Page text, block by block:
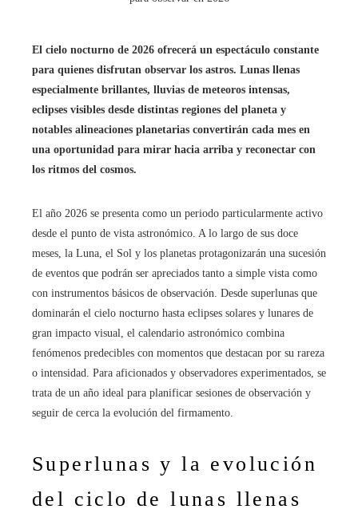
El cielo nocturno de 2026 ofrecerá un espectáculo constante
para quienes disfrutan observar los astros. Lunas llenas
especialmente brillantes, lluvias de meteoros intensas,
eclipses visibles desde distintas regiones del planeta y
notables alineaciones planetarias convertirán cada mes en
una oportunidad para mirar hacia arriba y reconectar con
los ritmos del cosmos.
El año 2026 se presenta como un periodo particularmente activo
desde el punto de vista astronómico. A lo largo de sus doce
meses, la Luna, el Sol y los planetas protagonizarán una sucesión
de eventos que podrán ser apreciados tanto a simple vista como
con instrumentos básicos de observación. Desde superlunas que
dominarán el cielo nocturno hasta eclipses solares y lunares de
gran impacto visual, el calendario astronómico combina
fenómenos predecibles con momentos que destacan por su rareza
o intensidad. Para aficionados y observadores experimentados, se
trata de un año ideal para planificar sesiones de observación y
seguir de cerca la evolución del firmamento.
Superlunas y la evolución
del ciclo de lunas llenas